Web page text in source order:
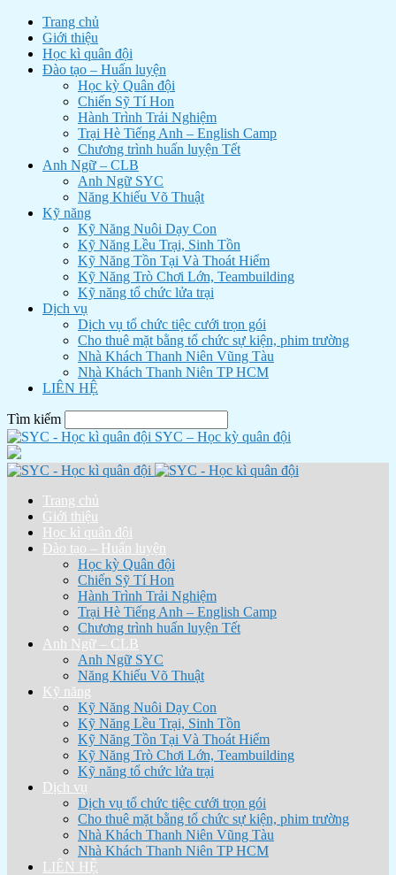
Trang chủ
Giới thiệu
Học kì quân đội
Đào tạo – Huấn luyện
Học kỳ Quân đội
Chiến Sỹ Tí Hon
Hành Trình Trải Nghiệm
Trại Hè Tiếng Anh – English Camp
Chương trình huấn luyện Tết
Anh Ngữ – CLB
Anh Ngữ SYC
Năng Khiếu Võ Thuật
Kỹ năng
Kỹ Năng Nuôi Dạy Con
Kỹ Năng Lều Trại, Sinh Tồn
Kỹ Năng Tồn Tại Và Thoát Hiểm
Kỹ Năng Trò Chơi Lớn, Teambuilding
Kỹ năng tổ chức lửa trại
Dịch vụ
Dịch vụ tổ chức tiệc cưới trọn gói
Cho thuê mặt bằng tổ chức sự kiện, phim trường
Nhà Khách Thanh Niên Vũng Tàu
Nhà Khách Thanh Niên TP HCM
LIÊN HỆ
Tìm kiếm
SYC – Học kỳ quân đội
Trang chủ
Giới thiệu
Học kì quân đội
Đào tạo – Huấn luyện
Học kỳ Quân đội
Chiến Sỹ Tí Hon
Hành Trình Trải Nghiệm
Trại Hè Tiếng Anh – English Camp
Chương trình huấn luyện Tết
Anh Ngữ – CLB
Anh Ngữ SYC
Năng Khiếu Võ Thuật
Kỹ năng
Kỹ Năng Nuôi Dạy Con
Kỹ Năng Lều Trại, Sinh Tồn
Kỹ Năng Tồn Tại Và Thoát Hiểm
Kỹ Năng Trò Chơi Lớn, Teambuilding
Kỹ năng tổ chức lửa trại
Dịch vụ
Dịch vụ tổ chức tiệc cưới trọn gói
Cho thuê mặt bằng tổ chức sự kiện, phim trường
Nhà Khách Thanh Niên Vũng Tàu
Nhà Khách Thanh Niên TP HCM
LIÊN HỆ